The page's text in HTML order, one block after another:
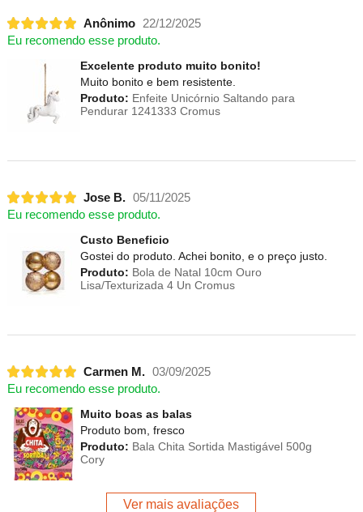
Anônimo
22/12/2025
Eu recomendo esse produto.
Excelente produto muito bonito!
Muito bonito e bem resistente.
Produto: Enfeite Unicórnio Saltando para
Pendurar 1241333 Cromus
Jose B. 05/11/2025
Eu recomendo esse produto.
Custo Beneficio
Gostei do produto. Achei bonito, e o preço justo.
Produto: Bola de Natal 10cm Ouro
Lisa/Texturizada 4 Un Cromus
Carmen M. 03/09/2025
Eu recomendo esse produto.
Muito boas as balas
Produto bom, fresco
Produto: Bala Chita Sortida Mastigável 500g
Cory
Ver mais avaliações